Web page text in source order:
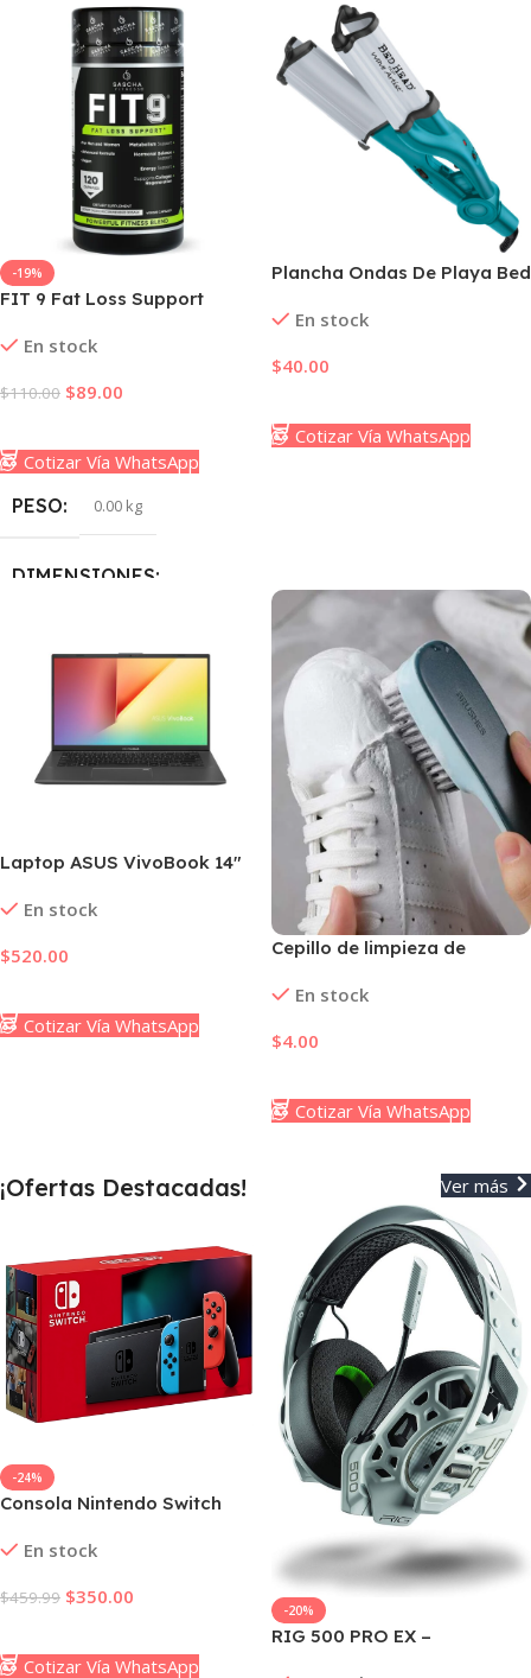
0.00 × 0.00 × 0.00 cm 0.00 × 0.00 × 0.00 cm
-19%
FIT 9 Fat Loss Support
En stock
$110.00 $89.00
Cotizar Vía WhatsApp
PESO
0.00 kg
DIMENSIONES
Plancha Ondas De Playa Bed
En stock
$40.00
Cotizar Vía WhatsApp
Laptop ASUS VivoBook 14″
En stock
$520.00
Cotizar Vía WhatsApp
Cepillo de limpieza de
En stock
$4.00
Cotizar Vía WhatsApp
¡Ofertas Destacadas! Ver más
-24%
Consola Nintendo Switch
En stock
$459.99 $350.00
Cotizar Vía WhatsApp
-20%
RIG 500 PRO EX –